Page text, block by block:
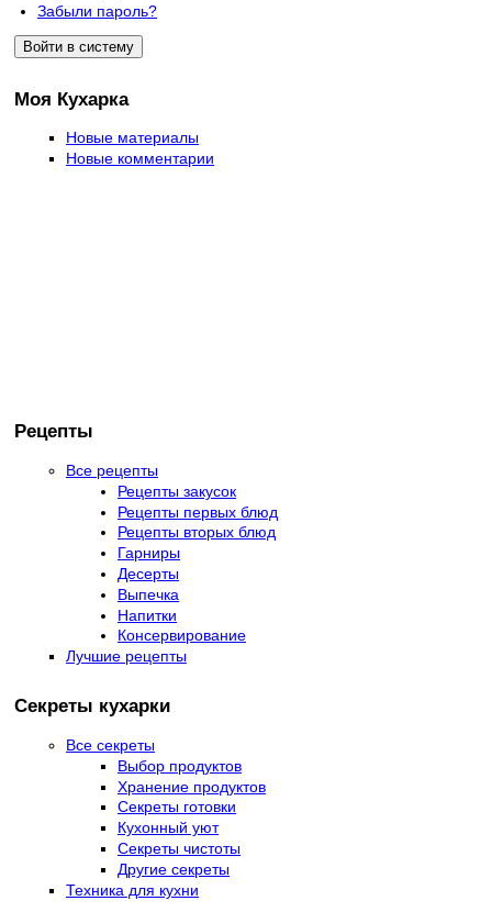
Забыли пароль?
Моя Кухарка
Новые материалы
Новые комментарии
Рецепты
Все рецепты
Рецепты закусок
Рецепты первых блюд
Рецепты вторых блюд
Гарниры
Десерты
Выпечка
Напитки
Консервирование
Лучшие рецепты
Секреты кухарки
Все секреты
Выбор продуктов
Хранение продуктов
Секреты готовки
Кухонный уют
Секреты чистоты
Другие секреты
Техника для кухни